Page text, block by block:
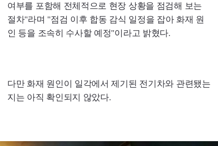
여부를 포함해 전체적으로 현장 상황을 점검해 보는
절차"라며 "점검 이후 합동 감식 일정을 잡아 화재 원
인 등을 조속히 수사할 예정"이라고 밝혔다.
다만 화재 원인이 일각에서 제기된 전기차와 관련됐는
지는 아직 확인되지 않았다.